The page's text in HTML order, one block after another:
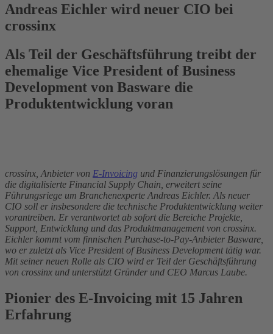
Andreas Eichler wird neuer CIO bei
crossinx
Als Teil der Geschäftsführung treibt der
ehemalige Vice President of Business
Development von Basware die
Produktentwicklung voran
crossinx, Anbieter von E-Invoicing und Finanzierungslösungen für
die digitalisierte Financial Supply Chain, erweitert seine
Führungsriege um Branchenexperte Andreas Eichler. Als neuer
CIO soll er insbesondere die technische Produktentwicklung weiter
vorantreiben. Er verantwortet ab sofort die Bereiche Projekte,
Support, Entwicklung und das Produktmanagement von crossinx.
Eichler kommt vom finnischen Purchase-to-Pay-Anbieter Basware,
wo er zuletzt als Vice President of Business Development tätig war.
Mit seiner neuen Rolle als CIO wird er Teil der Geschäftsführung
von crossinx und unterstützt Gründer und CEO Marcus Laube.
Pionier des E-Invoicing mit 15 Jahren
Erfahrung